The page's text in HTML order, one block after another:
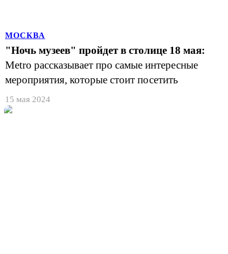
МОСКВА
"Ночь музеев" пройдет в столице 18 мая:
Metro рассказывает про самые интересные
мероприятия, которые стоит посетить
15 мая 2024